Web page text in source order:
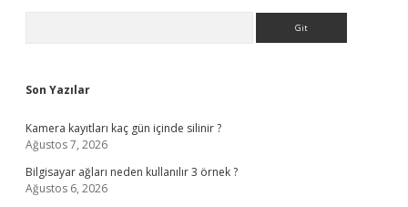
Son Yazılar
Kamera kayıtları kaç gün içinde silinir ?
Ağustos 7, 2026
Bilgisayar ağları neden kullanılır 3 örnek ?
Ağustos 6, 2026